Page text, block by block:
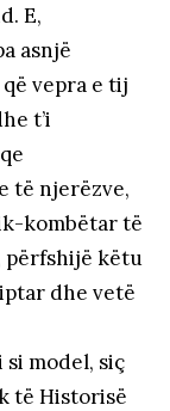
E,
asnjë
vepra e tij
t’i
të njerëzve,
kombëtar të
përfshijë këtu
dhe vetë
model, siç
të Historisë